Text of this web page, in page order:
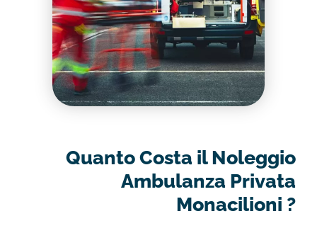
Quanto Costa il Noleggio
Ambulanza Privata
Monacilioni ?